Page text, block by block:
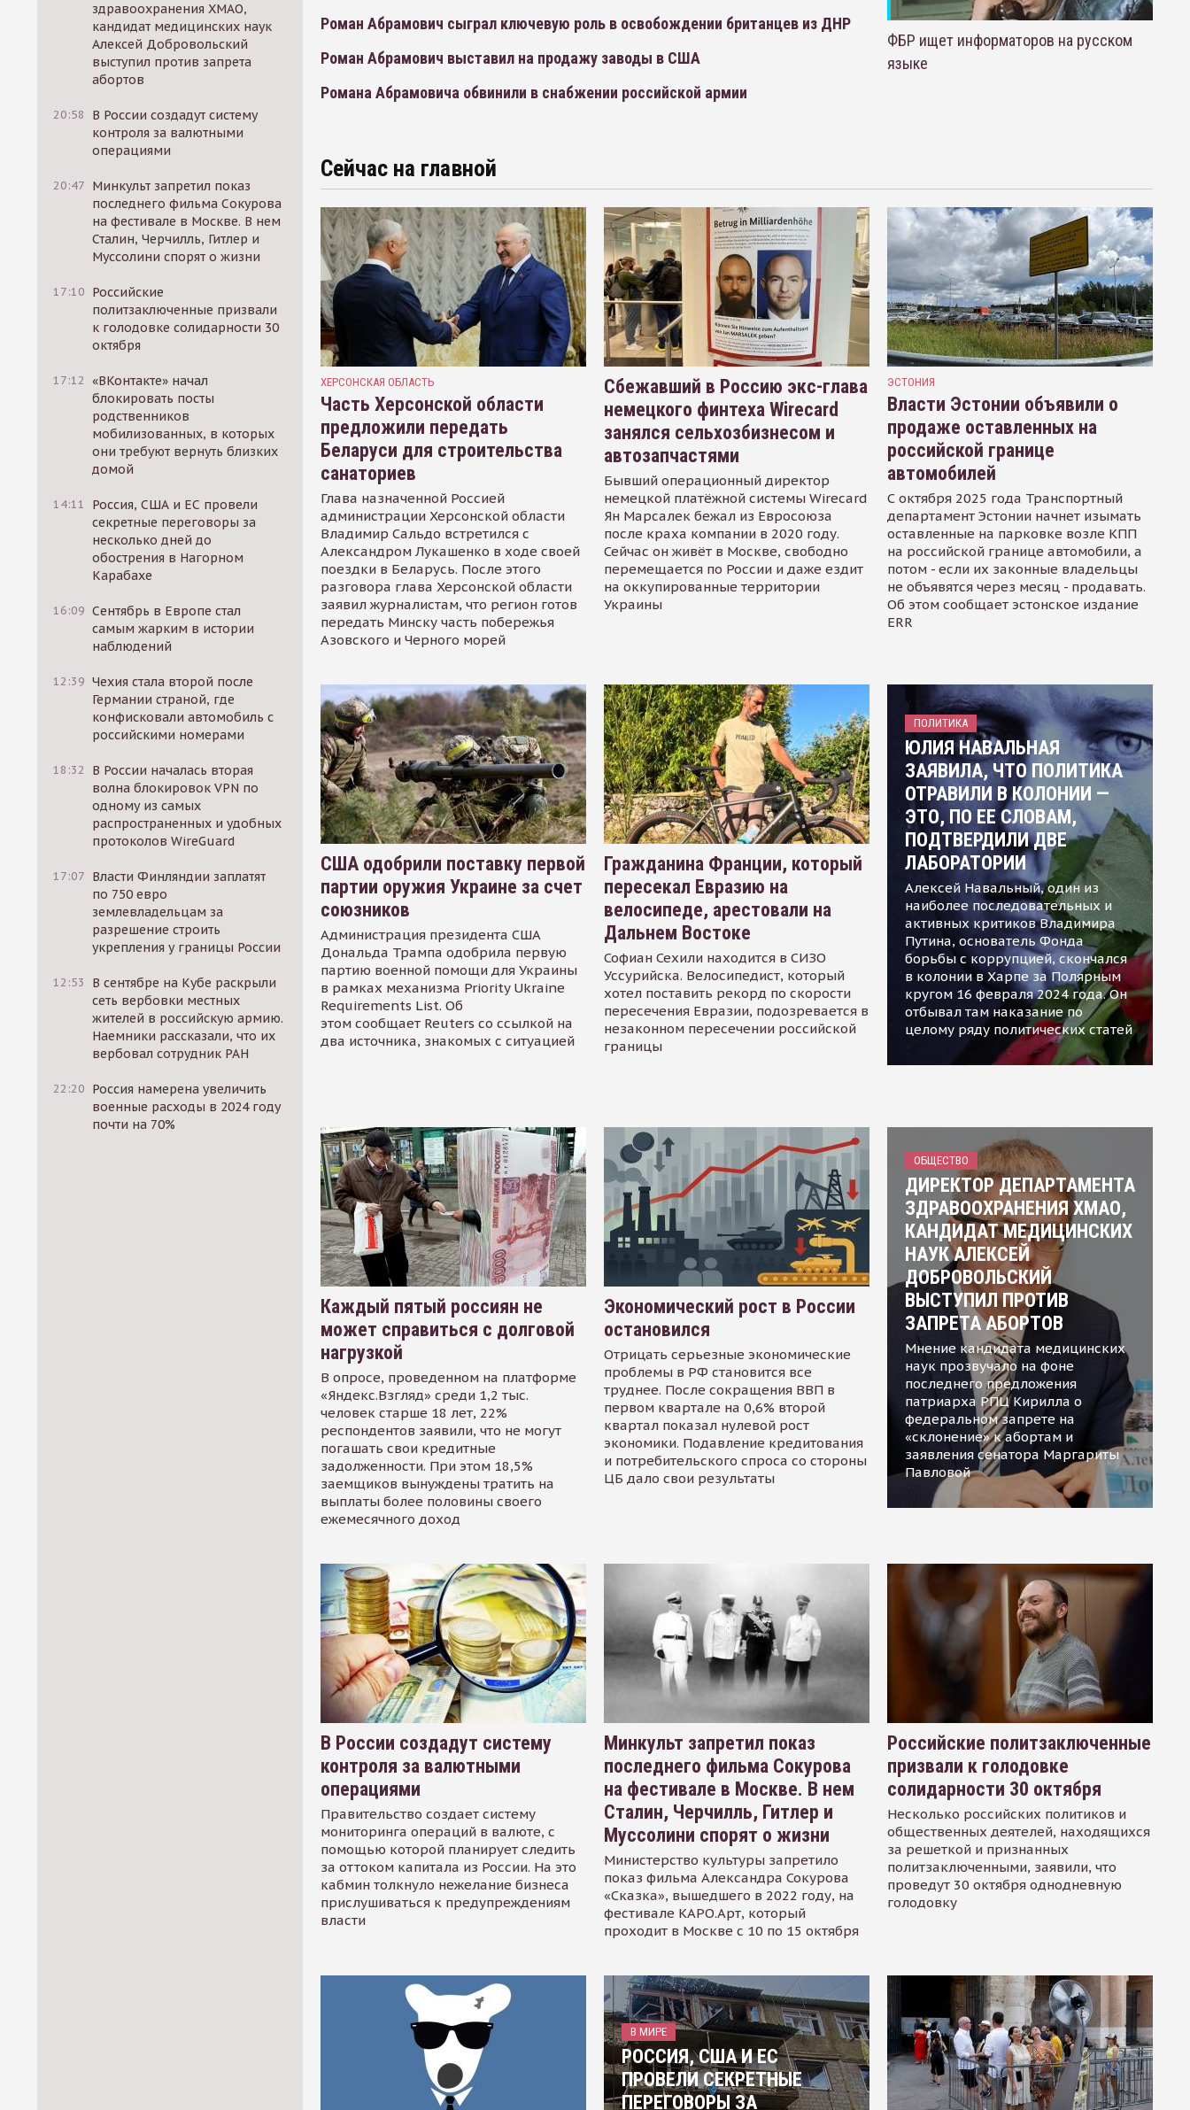
здравоохранения ХМАО,
кандидат медицинских наук
Алексей Добровольский
выступил против запрета
абортов
20:58
В России создадут систему
контроля за валютными
операциями
20:47 Минкульт запретил показ
последнего фильма Сокурова
на фестивале в Москве. В нем
Сталин, Черчилль, Гитлер и
Муссолини спорят о жизни
17:10 Российские
политзаключенные призвали
к голодовке солидарности 30
октября
17:12 «ВКонтакте» начал
блокировать посты
родственников
мобилизованных, в которых
они требуют вернуть близких
домой
14:11
Россия, США и ЕС провели
секретные переговоры за
несколько дней до
обострения в Нагорном
Карабахе
16:09 Сентябрь в Европе стал
самым жарким в истории
наблюдений
12:39 Чехия стала второй после
Германии страной, где
конфисковали автомобиль с
российскими номерами
18:32
В России началась вторая
волна блокировок VPN по
одному из самых
распространенных и удобных
протоколов WireGuard
17:07 Власти Финляндии заплатят
по 750 евро
землевладельцам за
разрешение строить
укрепления у границы России
12:53
В сентябре на Кубе раскрыли
сеть вербовки местных
жителей в российскую армию.
Наемники рассказали, что их
вербовал сотрудник РАН
22:20 Россия намерена увеличить
военные расходы в 2024 году
почти на 70%
Роман Абрамович сыграл ключевую роль в освобождении британцев из ДНР
Роман Абрамович выставил на продажу заводы в США
Романа Абрамовича обвинили в снабжении российской армии
ФБР ищет информаторов на русском
языке
Сейчас на главной
ХЕРСОНСКАЯ ОБЛАСТЬ
Часть Херсонской области
предложили передать
Беларуси для строительства
санаториев
Глава назначенной Россией
администрации Херсонской области
Владимир Сальдо встретился с
Александром Лукашенко в ходе своей
поездки в Беларусь. После этого
разговора глава Херсонской области
заявил журналистам, что регион готов
передать Минску часть побережья
Азовского и Черного морей
Сбежавший в Россию экс-глава
немецкого финтеха Wirecard
занялся сельхозбизнесом и
автозапчастями
Бывший операционный директор
немецкой платёжной системы Wirecard
Ян Марсалек бежал из Евросоюза
после краха компании в 2020 году.
Сейчас он живёт в Москве, свободно
перемещается по России и даже ездит
на оккупированные территории
Украины
ЭСТОНИЯ
Власти Эстонии объявили о
продаже оставленных на
российской границе
автомобилей
С октября 2025 года Транспортный
департамент Эстонии начнет изымать
оставленные на парковке возле КПП
на российской границе автомобили, а
потом - если их законные владельцы
не объявятся через месяц - продавать.
Об этом сообщает эстонское издание
ERR
США одобрили поставку первой
партии оружия Украине за счет
союзников
Администрация президента США
Дональда Трампа одобрила первую
партию военной помощи для Украины
в рамках механизма Priority Ukraine
Requirements List. Об
этом сообщает Reuters со ссылкой на
два источника, знакомых с ситуацией
Гражданина Франции, который
пересекал Евразию на
велосипеде, арестовали на
Дальнем Востоке
Софиан Сехили находится в СИЗО
Уссурийска. Велосипедист, который
хотел поставить рекорд по скорости
пересечения Евразии, подозревается в
незаконном пересечении российской
границы
ПОЛИТИКА
ЮЛИЯ НАВАЛЬНАЯ
ЗАЯВИЛА, ЧТО ПОЛИТИКА
ОТРАВИЛИ В КОЛОНИИ —
ЭТО, ПО ЕЕ СЛОВАМ,
ПОДТВЕРДИЛИ ДВЕ
ЛАБОРАТОРИИ
Алексей Навальный, один из
наиболее последовательных и
активных критиков Владимира
Путина, основатель Фонда
борьбы с коррупцией, скончался
в колонии в Харпе за Полярным
кругом 16 февраля 2024 года. Он
отбывал там наказание по
целому ряду политических статей
Каждый пятый россиян не
может справиться с долговой
нагрузкой
В опросе, проведенном на платформе
«Яндекс.Взгляд» среди 1,2 тыс.
человек старше 18 лет, 22%
респондентов заявили, что не могут
погашать свои кредитные
задолженности. При этом 18,5%
заемщиков вынуждены тратить на
выплаты более половины своего
ежемесячного доход
Экономический рост в России
остановился
Отрицать серьезные экономические
проблемы в РФ становится все
труднее. После сокращения ВВП в
первом квартале на 0,6% второй
квартал показал нулевой рост
экономики. Подавление кредитования
и потребительского спроса со стороны
ЦБ дало свои результаты
ОБЩЕСТВО
ДИРЕКТОР ДЕПАРТАМЕНТА
ЗДРАВООХРАНЕНИЯ ХМАО,
КАНДИДАТ МЕДИЦИНСКИХ
НАУК АЛЕКСЕЙ
ДОБРОВОЛЬСКИЙ
ВЫСТУПИЛ ПРОТИВ
ЗАПРЕТА АБОРТОВ
Мнение кандидата медицинских
наук прозвучало на фоне
последнего предложения
патриарха РПЦ Кирилла о
федеральном запрете на
«склонение» к абортам и
заявления сенатора Маргариты
Павловой
В России создадут систему
контроля за валютными
операциями
Правительство создает систему
мониторинга операций в валюте, с
помощью которой планирует следить
за оттоком капитала из России. На это
кабмин толкнуло нежелание бизнеса
прислушиваться к предупреждениям
власти
Минкульт запретил показ
последнего фильма Сокурова
на фестивале в Москве. В нем
Сталин, Черчилль, Гитлер и
Муссолини спорят о жизни
Министерство культуры запретило
показ фильма Александра Сокурова
«Сказка», вышедшего в 2022 году, на
фестивале КАРО.Арт, который
проходит в Москве с 10 по 15 октября
Российские политзаключенные
призвали к голодовке
солидарности 30 октября
Несколько российских политиков и
общественных деятелей, находящихся
за решеткой и признанных
политзаключенными, заявили, что
проведут 30 октября однодневную
голодовку
В МИРЕ
РОССИЯ, США И ЕС
ПРОВЕЛИ СЕКРЕТНЫЕ
ПЕРЕГОВОРЫ ЗА